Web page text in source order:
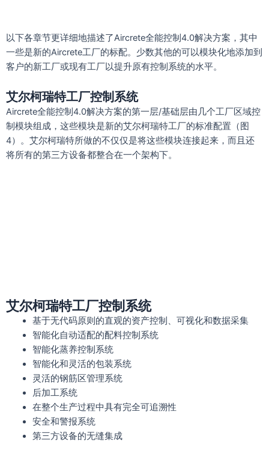
以下各章节更详细地描述了Aircrete全能控制4.0解决方案，其中
一些是新的Aircrete工厂的标配。少数其他的可以模块化地添加到
客户的新工厂或现有工厂以提升原有控制系统的水平。
艾尔柯瑞特工厂控制系统
Aircrete全能控制4.0解决方案的第一层/基础层由几个工厂区域控
制模块组成，这些模块是新的艾尔柯瑞特工厂的标准配置（图
4）。艾尔柯瑞特所做的不仅仅是将这些模块连接起来，而且还
将所有的第三方设备都整合在一个架构下。
艾尔柯瑞特工厂控制系统
基于无代码原则的直观的资产控制、可视化和数据采集
智能化自动适配的配料控制系统
智能化蒸养控制系统
智能化和灵活的包装系统
灵活的钢筋区管理系统
后加工系统
在整个生产过程中具有完全可追溯性
安全和警报系统
第三方设备的无缝集成